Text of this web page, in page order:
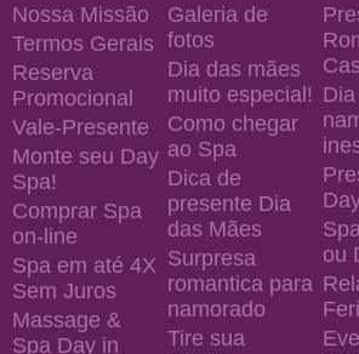
Nossa Missão
Termos Gerais
Reserva
Promocional
Vale-Presente
Monte seu Day
Spa!
Comprar Spa
on-line
Spa em até 4X
Sem Juros
Massage &
Spa Day in
Galeria de
fotos
Dia das mães
muito especial!
Como chegar
ao Spa
Dica de
presente Dia
das Mães
Surpresa
romantica para
namorado
Tire sua
ou